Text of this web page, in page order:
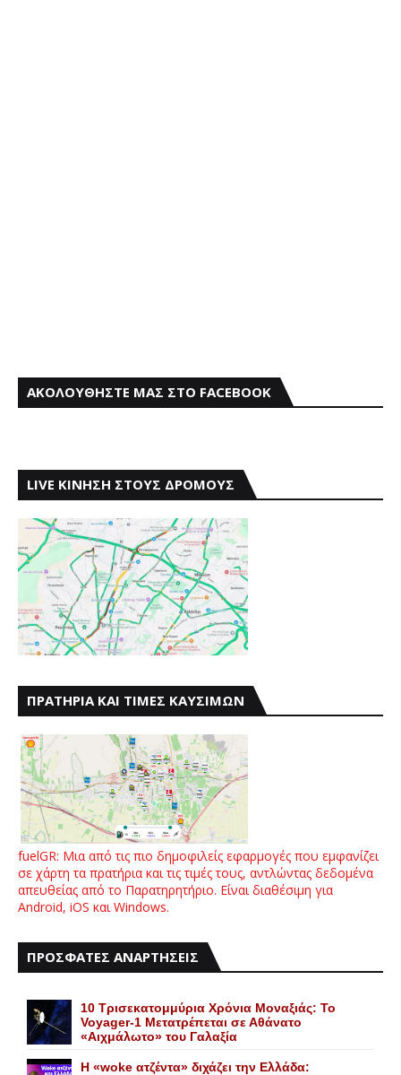
ΑΚΟΛΟΥΘΗΣΤΕ ΜΑΣ ΣΤΟ FACEBOOK
LIVE ΚΙΝΗΣΗ ΣΤΟΥΣ ΔΡΟΜΟΥΣ
ΠΡΑΤΗΡΙΑ ΚΑΙ ΤΙΜΕΣ ΚΑΥΣΙΜΩΝ
fuelGR: Μια από τις πιο δημοφιλείς εφαρμογές που εμφανίζει
σε χάρτη τα πρατήρια και τις τιμές τους, αντλώντας δεδομένα
απευθείας από το Παρατηρητήριο. Είναι διαθέσιμη για
Android, iOS και Windows.
ΠΡΟΣΦΑΤΕΣ ΑΝΑΡΤΗΣΕΙΣ
10 Τρισεκατομμύρια Χρόνια Μοναξιάς: Το
Voyager-1 Μετατρέπεται σε Αθάνατο
«Αιχμάλωτο» του Γαλαξία
Η «woke ατζέντα» διχάζει την Ελλάδα: